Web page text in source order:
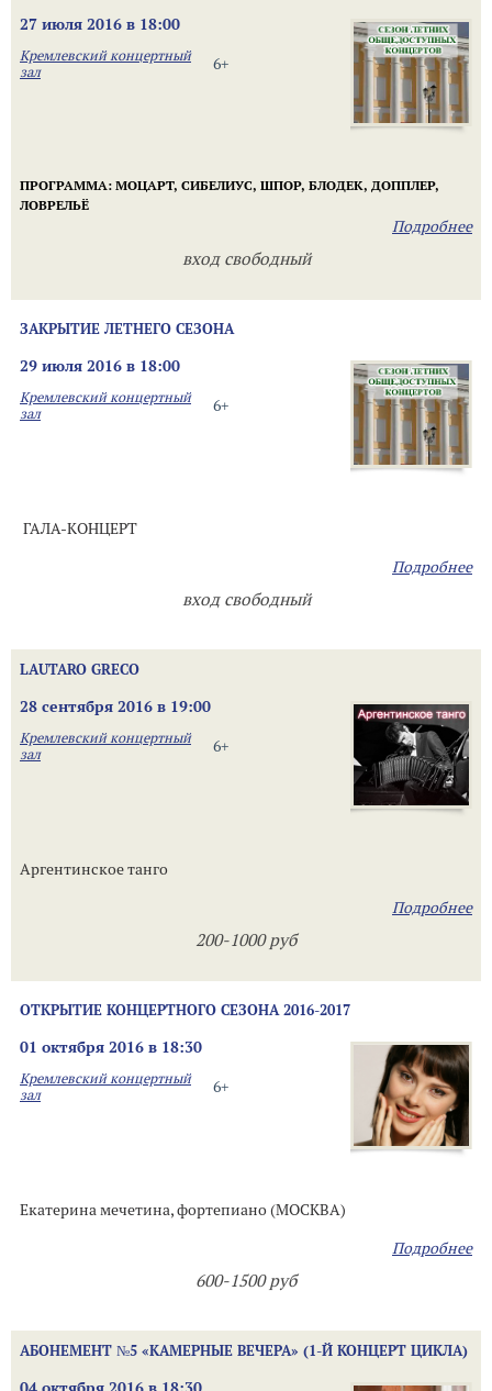
27 июля 2016 в 18:00
6+
Кремлевский концертный
зал
ПРОГРАММА:МОЦАРТ, СИБЕЛИУС, ШПОР, БЛОДЕК, ДОППЛЕР,
ЛОВРЕЛЬЁ
Подробнее
вход свободный
ЗАКРЫТИЕ ЛЕТНЕГО СЕЗОНА
29 июля 2016 в 18:00
6+
Кремлевский концертный
зал
ГАЛА-КОНЦЕРТ
Подробнее
вход свободный
LAUTARO GRECO
28 сентября 2016 в 19:00
6+
Кремлевский концертный
зал
Аргентинское танго
Подробнее
200-1000 руб
ОТКРЫТИЕ КОНЦЕРТНОГО СЕЗОНА 2016-2017
01 октября 2016 в 18:30
6+
Кремлевский концертный
зал
Екатерина мечетина, фортепиано (МОСКВА)
Подробнее
600-1500 руб
АБОНЕМЕНТ №5 «КАМЕРНЫЕ ВЕЧЕРА» (1-Й КОНЦЕРТ ЦИКЛА)